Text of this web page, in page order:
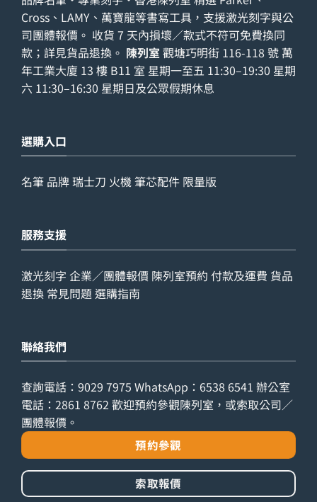
Cross、LAMY、萬寶龍等書寫工具，支援激光刻字與公
司團體報價。 收貨 7 天內損壞／款式不符可免費換同
款；詳見貨品退換 。 陳列室 觀塘巧明街 116-118 號 萬
年工業大廈 13 樓 B11 室 星期一至五 11:30–19:30 星期
六 11:30–16:30 星期日及公眾假期休息
選購入口
名筆 品牌瑞士刀 火機筆芯配件 限量版
服務支援
激光刻字 企業／團體報價 陳列室預約 付款及運費 貨品
退換 常見問題 選購指南
聯絡我們
查詢電話： 9029 7975 WhatsApp： 6538 6541 辦公室
電話： 2861 8762 歡迎預約參觀陳列室，或索取公司／
團體報價。
預約參觀
索取報價